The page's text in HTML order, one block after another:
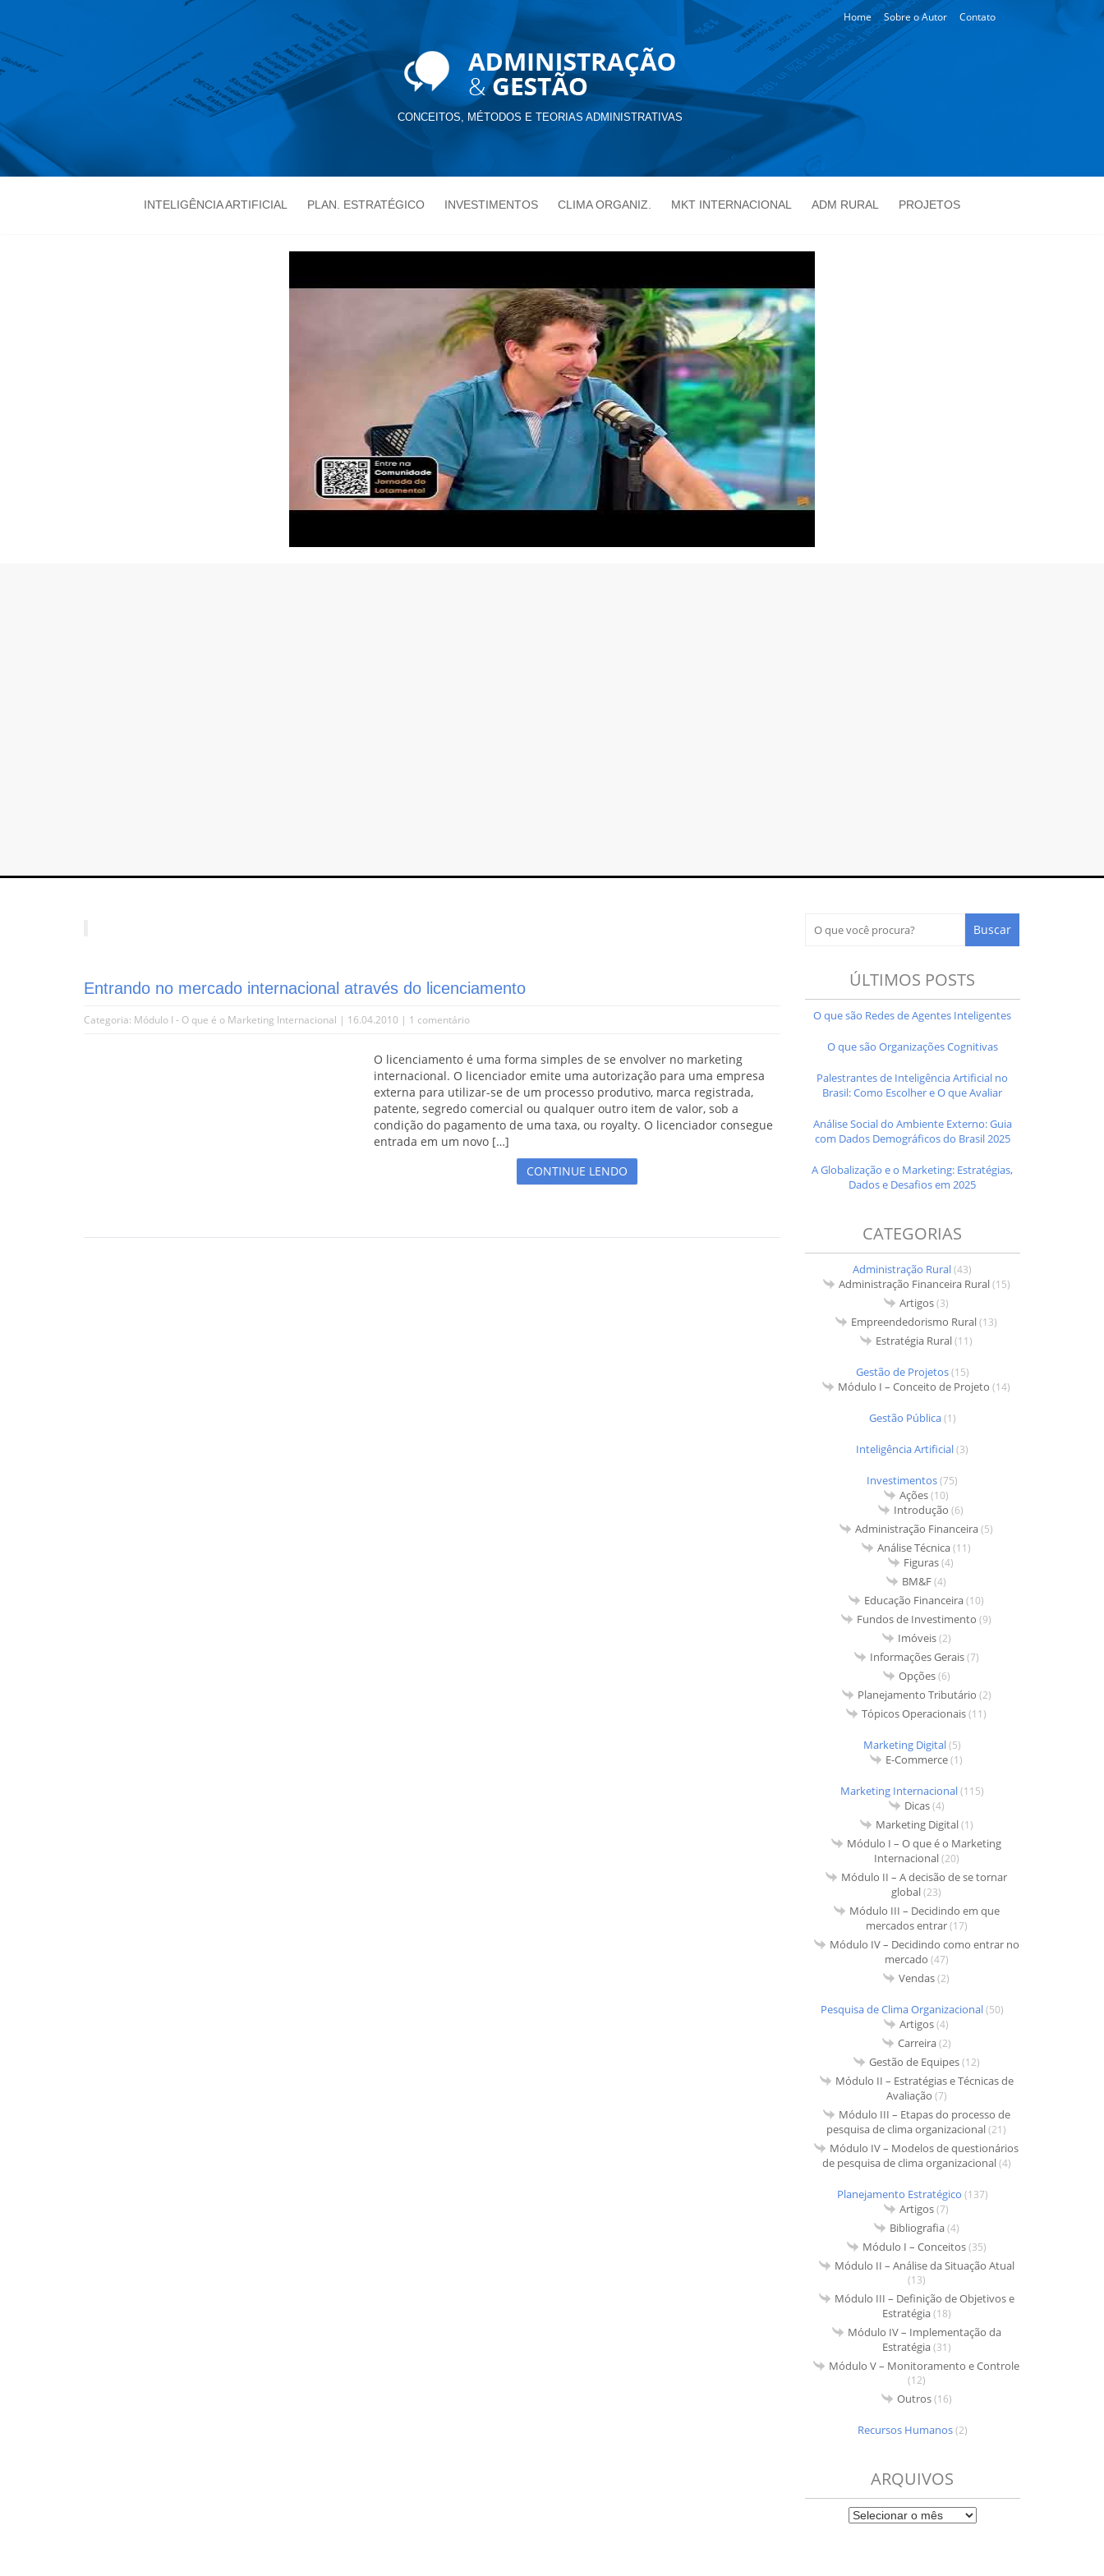
Home Sobre o Autor Contato
CONCEITOS, MÉTODOS E TEORIAS ADMINISTRATIVAS
INTELIGÊNCIA ARTIFICIAL PLAN. ESTRATÉGICO INVESTIMENTOS CLIMA ORGANIZ. MKT INTERNACIONAL ADM RURAL PROJETOS
Entrando no mercado internacional através do licenciamento
Categoria: Módulo I - O que é o Marketing Internacional | 16.04.2010 | 1 comentário
O licenciamento é uma forma simples de se envolver no marketing
internacional. O licenciador emite uma autorização para uma empresa
externa para utilizar-se de um processo produtivo, marca registrada,
patente, segredo comercial ou qualquer outro item de valor, sob a
condição do pagamento de uma taxa, ou royalty. O licenciador consegue
entrada em um novo […]
CONTINUE LENDO
ÚLTIMOS POSTS
O que são Redes de Agentes Inteligentes
O que são Organizações Cognitivas
Palestrantes de Inteligência Artificial no
Brasil: Como Escolher e O que Avaliar
Análise Social do Ambiente Externo: Guia
com Dados Demográficos do Brasil 2025
A Globalização e o Marketing: Estratégias,
Dados e Desafios em 2025
CATEGORIAS
Administração Rural(43)
Administração Financeira Rural(15)
Artigos(3)
Empreendedorismo Rural(13)
Estratégia Rural(11)
Gestão de Projetos(15)
Módulo I – Conceito de Projeto (14)
Gestão Pública(1)
Inteligência Artificial(3)
Investimentos(75)
Ações(10)
Introdução (6)
Administração Financeira(5)
Análise Técnica(11)
Figuras(4)
BM&F(4)
Educação Financeira(10)
Fundos de Investimento (9)
Imóveis(2)
Informações Gerais(7)
Opções(6)
Planejamento Tributário (2)
Tópicos Operacionais(11)
Marketing Digital(5)
E-Commerce(1)
Marketing Internacional(115)
Dicas(4)
Marketing Digital(1)
Módulo I – O que é o Marketing
Internacional(20)
Módulo II – A decisão de se tornar
global(23)
Módulo III – Decidindo em que
mercados entrar(17)
Módulo IV – Decidindo como entrar no
mercado (47)
Vendas(2)
Pesquisa de Clima Organizacional(50)
Artigos(4)
Carreira(2)
Gestão de Equipes(12)
Módulo II – Estratégias e Técnicas de
Avaliação (7)
Módulo III – Etapas do processo de
pesquisa de clima organizacional(21)
Módulo IV – Modelos de questionários
de pesquisa de clima organizacional(4)
Planejamento Estratégico (137)
Artigos(7)
Bibliografia(4)
Módulo I – Conceitos(35)
Módulo II – Análise da Situação Atual
(13)
Módulo III – Definição de Objetivos e
Estratégia(18)
Módulo IV – Implementação da
Estratégia(31)
Módulo V – Monitoramento e Controle
(12)
Outros(16)
Recursos Humanos(2)
ARQUIVOS